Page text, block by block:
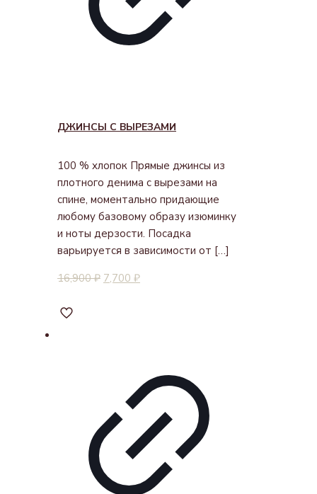
ДЖИНСЫ С ВЫРЕЗАМИ
100 % хлопок Прямые джинсы из
плотного денима с вырезами на
спине, моментально придающие
любому базовому образу изюминку
и ноты дерзости. Посадка
варьируется в зависимости от […]
16,900₽ 7,700 ₽